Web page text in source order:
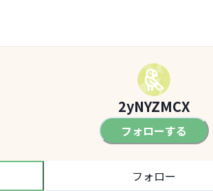
2yNYZMCX
フォローする
フォロー